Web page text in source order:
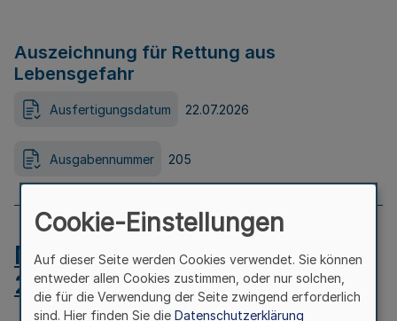
Auszeichnung für Rettung aus
Lebensgefahr
Ausfertigungsdatum 22.07.2026
Ausgabennummer 205
MB.NRW 2026 Nr. 204 vom
24.07.2026
Cookie-Einstellungen
Auf dieser Seite werden Cookies verwendet. Sie können
entweder allen Cookies zustimmen, oder nur solchen,
die für die Verwendung der Seite zwingend erforderlich
sind. Hier finden Sie die Datenschutzerklärung